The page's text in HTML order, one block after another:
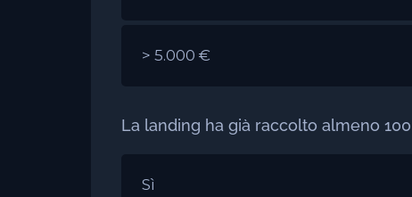
> 5.000 €
La landing ha già raccolto almeno
Sì